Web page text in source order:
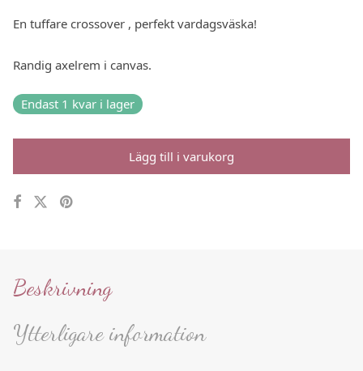
En tuffare crossover , perfekt vardagsväska!
Randig axelrem i canvas.
Endast 1 kvar i lager
Lägg till i varukorg
Beskrivning
Ytterligare information